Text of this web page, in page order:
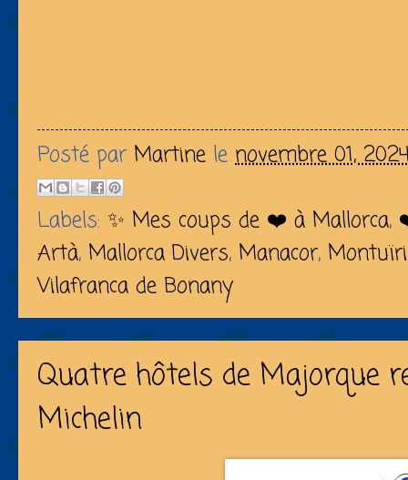
Posté par Martine le novembre 01,
Labels: ✨ Mes coups de ❤️ à Mallorca,
Artà, Mallorca Divers, Manacor, Montuïri
Vilafranca de Bonany
Quatre hôtels de Majorque
Michelin